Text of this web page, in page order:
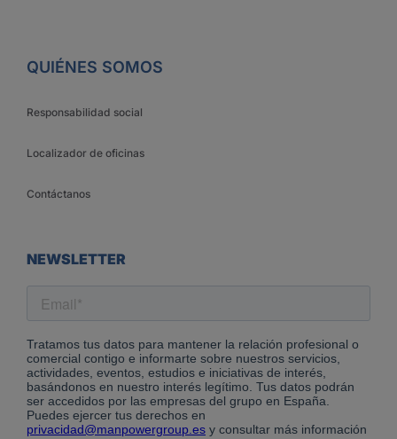
QUIÉNES SOMOS
Responsabilidad social
Localizador de oficinas
Contáctanos
NEWSLETTER